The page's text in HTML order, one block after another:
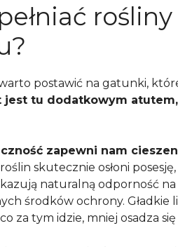
postawić na gatunki,
jest tu dodatkowym
zapewni nam
skutecznie osłoni
naturalną odporność
środków ochrony. Gładkie
za tym idzie, mniej osadza